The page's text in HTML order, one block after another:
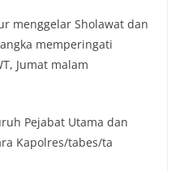
menggelar Sholawat dan
memperingati
Jumat malam
Pejabat Utama dan
Kapolres/tabes/ta